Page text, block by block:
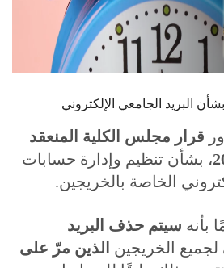
البريد الجامعي الإلكتروني
قرار مجلس الكلية المنعقد
، بشأن تنظيم وإدارة حسابات
الخاصة بالخريجين.
بأنه سيتم حذف البريد
لجميع الخريجين الذين مرّ على